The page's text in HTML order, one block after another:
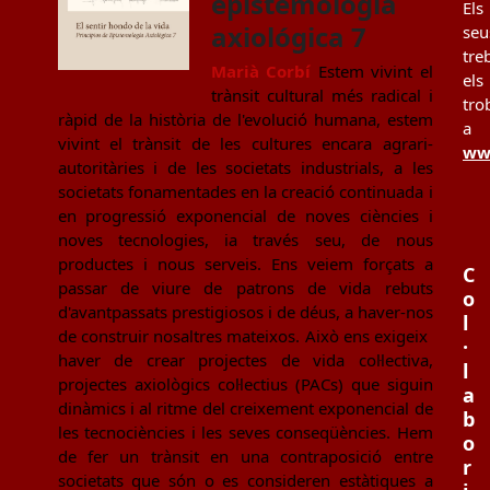
axiológica 7
Marià Corbí Estem vivint el
trànsit cultural més radical i
ràpid de la història de l'evolució humana, estem
vivint el trànsit de les cultures encara agrari-
autoritàries i de les societats industrials, a les
societats fonamentades en la creació continuada i
en progressió exponencial de noves ciències i
noves tecnologies, ia través seu, de nous
productes i nous serveis. Ens veiem forçats a
passar de viure de patrons de vida rebuts
d'avantpassats prestigiosos i de déus, a haver-nos
de construir nosaltres mateixos. Això ens exigeix ​​
haver de crear projectes de vida col·lectiva,
projectes axiològics col·lectius (PACs) que siguin
dinàmics i al ritme del creixement exponencial de
les tecnociències i les seves conseqüències. Hem
de fer un trànsit en una contraposició entre
societats que són o es consideren estàtiques a
Els
els
a
C
o
l
·
l
a
b
o
r